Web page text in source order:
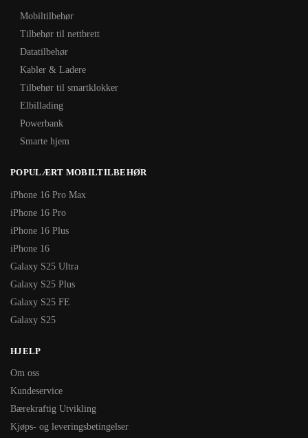
Mobiltilbehør
Tilbehør til nettbrett
Datatilbehør
Kabler & Ladere
Tilbehør til smartklokker
Elbillading
Powerbank
Smarte hjem
POPULÆRT MOBILTILBEHØR
iPhone 16 Pro Max
iPhone 16 Pro
iPhone 16 Plus
iPhone 16
Galaxy S25 Ultra
Galaxy S25 Plus
Galaxy S25 FE
Galaxy S25
HJELP
Om oss
Kundeservice
Bærekraftig Utvikling
Kjøps- og leveringsbetingelser